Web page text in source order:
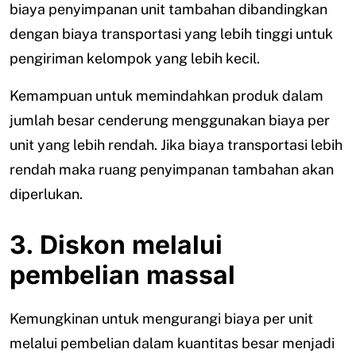
biaya penyimpanan unit tambahan dibandingkan
dengan biaya transportasi yang lebih tinggi untuk
pengiriman kelompok yang lebih kecil.
Kemampuan untuk memindahkan produk dalam
jumlah besar cenderung menggunakan biaya per
unit yang lebih rendah. Jika biaya transportasi lebih
rendah maka ruang penyimpanan tambahan akan
diperlukan.
3. Diskon melalui
pembelian massal
Kemungkinan untuk mengurangi biaya per unit
melalui pembelian dalam kuantitas besar menjadi